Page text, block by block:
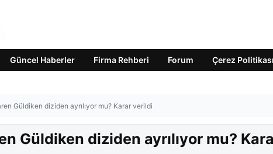
Güncel Haberler Firma Rehberi Forum Çerez Politikası
Güldiken diziden ayrılıyor mu? Karar verildi
Güldiken diziden ayrılıyor mu?